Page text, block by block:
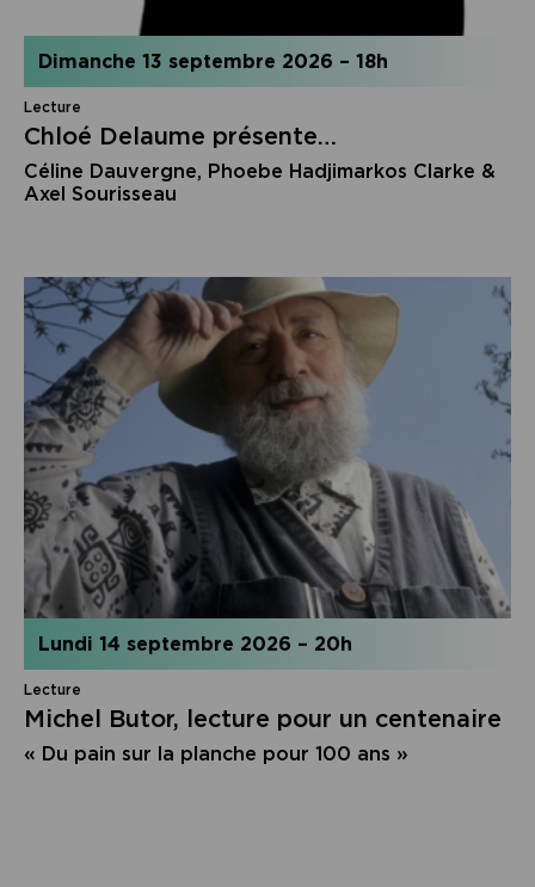
dimanche 13 septembre 2026 – 18h
Lecture
Chloé Delaume présente…
Céline Dauvergne, Phoebe Hadjimarkos Clarke &
Axel Sourisseau
lundi 14 septembre 2026 – 20h
Lecture
Michel Butor, lecture pour un centenaire
« Du pain sur la planche pour 100 ans »